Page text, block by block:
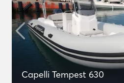
Capelli Tempest 630